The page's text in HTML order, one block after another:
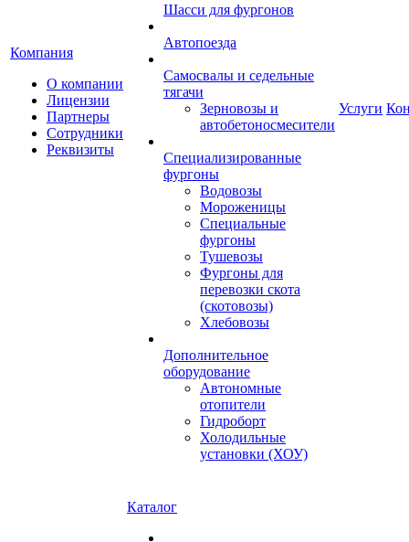
Компания
О компании
Лицензии
Партнеры
Сотрудники
Реквизиты
Шасси для фургонов
Автопоезда
Самосвалы и седельные
тягачи
Зерновозы и
автобетоносмесители
Специализированные
фургоны
Водовозы
Мороженицы
Специальные
фургоны
Тушевозы
Фургоны для
перевозки скота
(скотовозы)
Хлебовозы
Дополнительное
оборудование
Автономные
отопители
Гидроборт
Холодильные
установки (ХОУ)
Услуги
Каталог